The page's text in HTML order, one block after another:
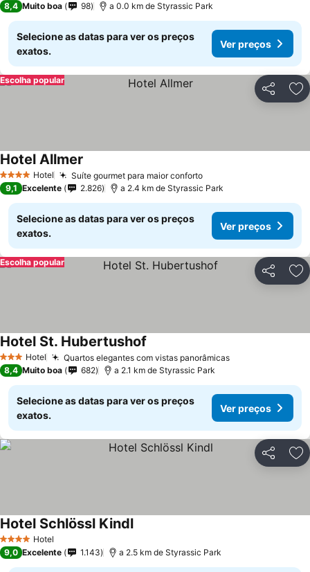
8,4 Muito boa 98 a 0.0 km de Styrassic Park
Selecione as datas para ver os preços
exatos.
Ver preços
Partilhar
Escolha popular
4 EstrelasHotel Suíte gourmet para maior conforto
Hotel Allmer
9,1 Excelente 2.826 a 2.4 km de Styrassic Park
Selecione as datas para ver os preços
exatos.
Ver preços
Partilhar
Escolha popular
3 EstrelasHotel Quartos elegantes com vistas panorâmicas
Hotel St. Hubertushof
8,4 Muito boa 682 a 2.1 km de Styrassic Park
Selecione as datas para ver os preços
exatos.
Ver preços
Partilhar
4 EstrelasHotel
Hotel Schlössl Kindl
9,0 Excelente 1.143 a 2.5 km de Styrassic Park